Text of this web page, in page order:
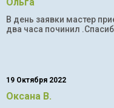
В день заявки мастер
два часа починил
19 Октября 2022
Оксана В.